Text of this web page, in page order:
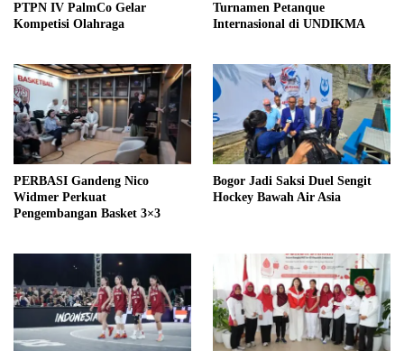
PTPN IV PalmCo Gelar
Kompetisi Olahraga
Turnamen Petanque
Internasional di UNDIKMA
PERBASI Gandeng Nico
Widmer Perkuat
Pengembangan Basket 3×3
Bogor Jadi Saksi Duel Sengit
Hockey Bawah Air Asia